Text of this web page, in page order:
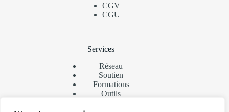
CGV
CGU
Services
Réseau
Soutien
Formations
Outils